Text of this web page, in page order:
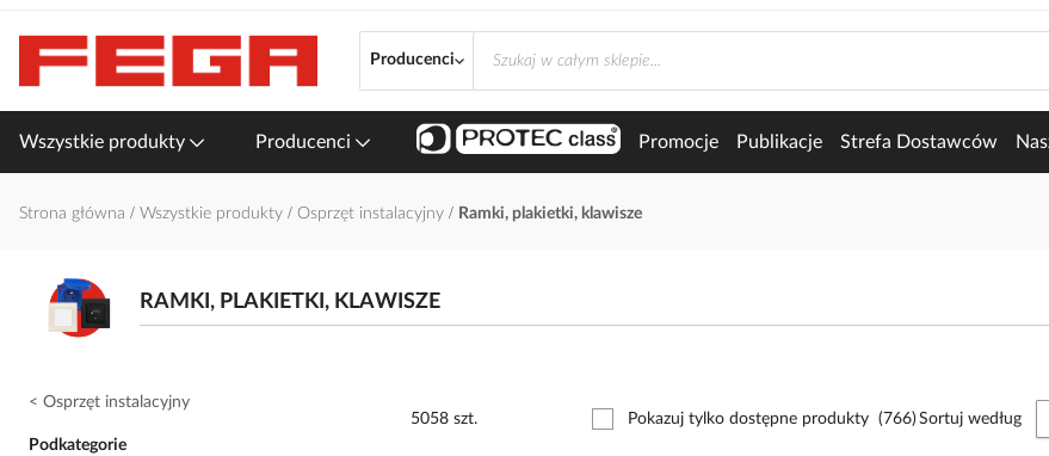
treści
Producenci
Wszystkie produkty Producenci Promocje Publikacje Strefa Dostawców
Strona główna Wszystkie produkty Osprzęt instalacyjny Ramki, plakietki, klawisze
RAMKI, PLAKIETKI, KLAWISZE
5058 szt. Pokazuj tylko dostępne produkty (766) Sortuj według
Osprzęt instalacyjny
Podkategorie